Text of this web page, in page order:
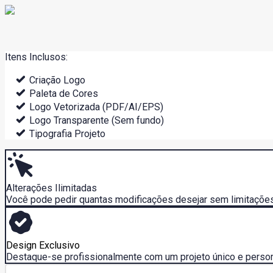
Itens Inclusos:
Criação Logo
Paleta de Cores
Logo Vetorizada (PDF/AI/EPS)
Logo Transparente (Sem fundo)
Tipografia Projeto
Alterações Ilimitadas
Você pode pedir quantas modificações desejar sem
Design Exclusivo
Destaque-se profissionalmente com um projeto único e